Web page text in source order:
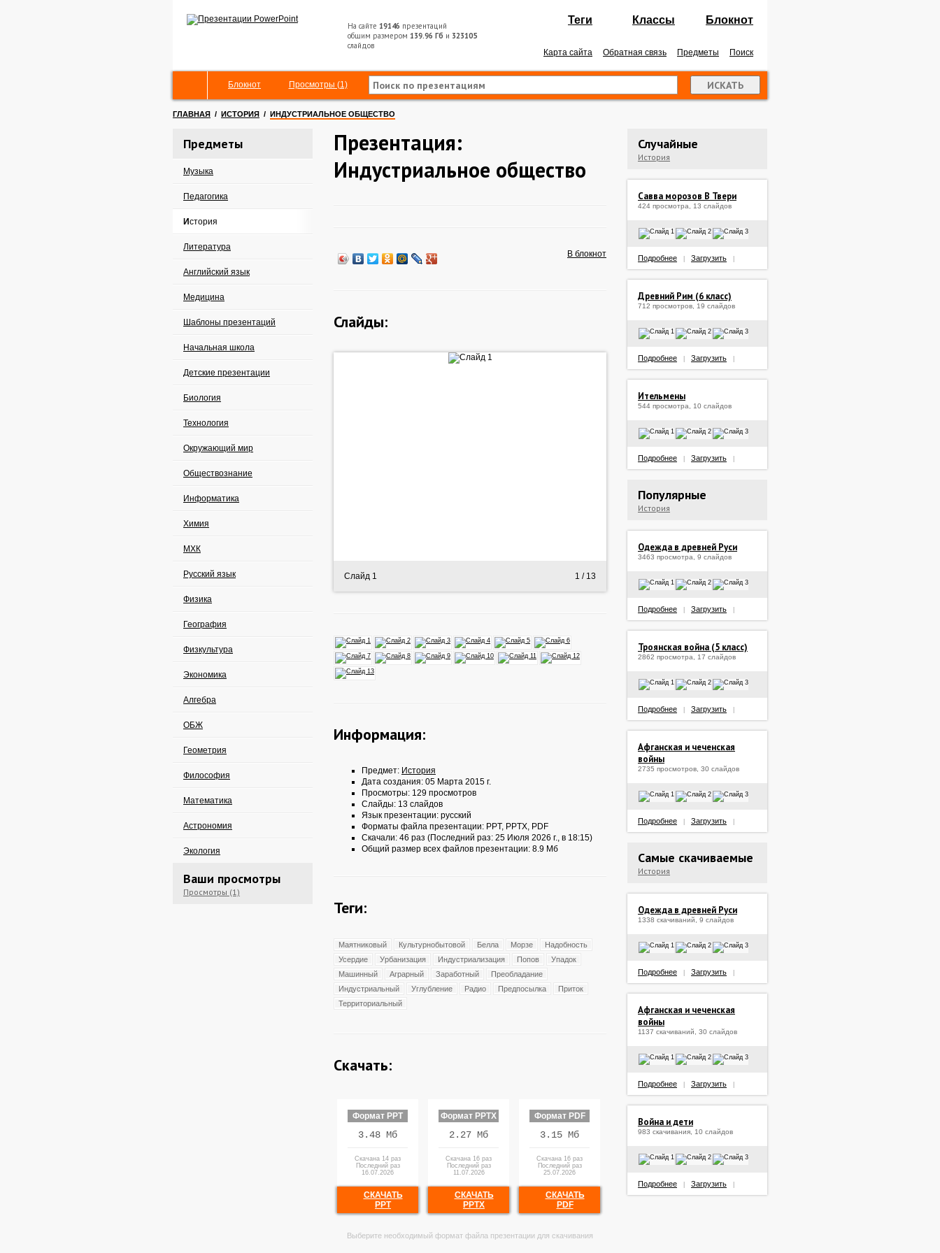
На сайте 19146 презентаций
общим размером 139.96 Гб и 323105
слайдов
Теги Классы Блокнот
Карта сайта Обратная связь Предметы Поиск
Блокнот Просмотры (1)
ГЛАВНАЯ / ИСТОРИЯ / ИНДУСТРИАЛЬНОЕ ОБЩЕСТВО
Предметы
Музыка
Педагогика
История
Литература
Английский язык
Медицина
Шаблоны презентаций
Начальная школа
Детские презентации
Биология
Технология
Окружающий мир
Обществознание
Информатика
Химия
МХК
Русский язык
Физика
География
Физкультура
Экономика
Алгебра
ОБЖ
Геометрия
Философия
Математика
Астрономия
Экология
Ваши просмотры
Просмотры (1)
Презентация:
Индустриальное общество
В блокнот
Слайды:
Слайд 1 1 / 13
Информация:
Предмет: История
Дата создания: 05 Марта 2015 г.
Просмотры: 129 просмотров
Слайды: 13 слайдов
Язык презентации: русский
Форматы файла презентации: PPT, PPTX, PDF
Скачали: 46 раз (Последний раз: 25 Июля 2026 г., в 18:15)
Общий размер всех файлов презентации: 8.9 Мб
Теги:
Маятниковый Культурнобытовой Белла Морзе
Надобность
Усердие
Урбанизация Индустриализация Попов
Упадок
Машинный
Аграрный Заработный
Преобладание
Индустриальный
Углубление Радио Предпосылка
Приток
Территориальный
Скачать:
Формат PPT
3.48 Мб
Скачана 14 раз
Последний раз
16.07.2026
СКАЧАТЬ
PPT
Формат PPTX
2.27 Мб
Скачана 16 раз
Последний раз
11.07.2026
СКАЧАТЬ
PPTX
Формат PDF
3.15 Мб
Скачана 16 раз
Последний раз
25.07.2026
СКАЧАТЬ
PDF
Выберите необходимый формат файла презентации для скачивания
Случайные
История
Савва морозов В Твери
424 просмотра, 13 слайдов
Подробнее Загрузить
Древний Рим (6 класс)
712 просмотров, 19 слайдов
Подробнее Загрузить
Ительмены
544 просмотра, 10 слайдов
Подробнее Загрузить
Популярные
История
Одежда в древней Руси
3463 просмотра, 9 слайдов
Подробнее Загрузить
Троянская война (5 класс)
2862 просмотра, 17 слайдов
Подробнее Загрузить
Афганская и чеченская
войны
2735 просмотров, 30 слайдов
Подробнее Загрузить
Самые скачиваемые
История
Одежда в древней Руси
1338 скачиваний, 9 слайдов
Подробнее Загрузить
Афганская и чеченская
войны
1137 скачиваний, 30 слайдов
Подробнее Загрузить
Война и дети
983 скачивания, 10 слайдов
Подробнее Загрузить